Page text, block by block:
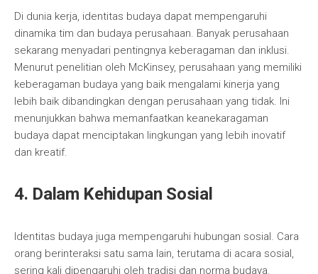
Di dunia kerja, identitas budaya dapat mempengaruhi
dinamika tim dan budaya perusahaan. Banyak perusahaan
sekarang menyadari pentingnya keberagaman dan inklusi.
Menurut penelitian oleh McKinsey, perusahaan yang memiliki
keberagaman budaya yang baik mengalami kinerja yang
lebih baik dibandingkan dengan perusahaan yang tidak. Ini
menunjukkan bahwa memanfaatkan keanekaragaman
budaya dapat menciptakan lingkungan yang lebih inovatif
dan kreatif.
4. Dalam Kehidupan Sosial
Identitas budaya juga mempengaruhi hubungan sosial. Cara
orang berinteraksi satu sama lain, terutama di acara sosial,
sering kali dipengaruhi oleh tradisi dan norma budaya.